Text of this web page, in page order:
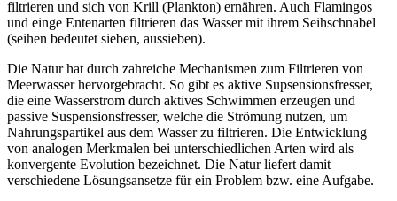
filtrieren und sich von Krill (Plankton) ernähren. Auch Flamingos
und einge Entenarten filtrieren das Wasser mit ihrem Seihschnabel
(seihen bedeutet sieben, aussieben).
Die Natur hat durch zahreiche Mechanismen zum Filtrieren von
Meerwasser hervorgebracht. So gibt es aktive Supsensionsfresser,
die eine Wasserstrom durch aktives Schwimmen erzeugen und
passive Suspensionsfresser, welche die Strömung nutzen, um
Nahrungspartikel aus dem Wasser zu filtrieren. Die Entwicklung
von analogen Merkmalen bei unterschiedlichen Arten wird als
konvergente Evolution bezeichnet. Die Natur liefert damit
verschiedene Lösungsansetze für ein Problem bzw. eine Aufgabe.